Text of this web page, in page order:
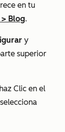
en tu
> Blog.
y
superior
Clic en el